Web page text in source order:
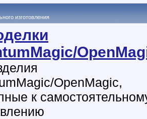
изготовления
OpenMagic,
к